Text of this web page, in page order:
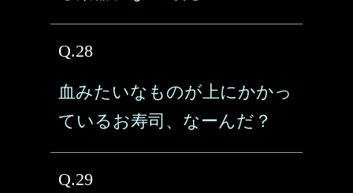
Q.28
血みたいなものが上にかかっ
ているお寿司、なーんだ？
Q.29